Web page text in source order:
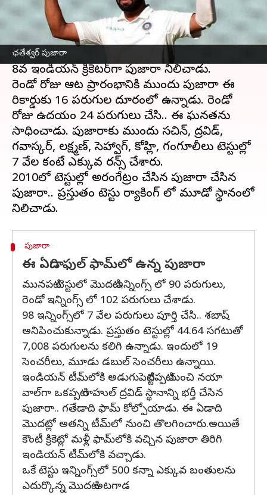
ఛతేశ్వర్ పుజారా
టీమిండియా క్రికెటర్‌ చెతేశ్వర్‌ పుజారా టెస్టుల్లో మరో
రికార్డును తన పేరిట రాసుకున్నాడు. బంగ్లాదేశ్‌తో
జరుగుతున్న రెండో టెస్టులో 7 వేల పరుగుల
మైలురాయిని చేరుకున్నాడు. ఈ ఘనత సాధించిన
8వ ఇండియన్‌ క్రికెటర్‌గా పుజారా నిలిచాడు.
రెండో రోజు ఆట ప్రారంభానికి ముందు పుజారా ఈ
రికార్డుకు 16 పరుగుల దూరంలో ఉన్నాడు. రెండో
రోజు ఉదయం 24 పరుగులు చేసి.. ఈ ఘనతను
సాధించాడు. పుజారాకు ముందు సచిన్‌, ద్రవిడ్,
గవాస్కర్‌, లక్ష్మణ్‌, సెహ్వాగ్‌, కోహ్లి, గంగూలీలు టెస్టుల్లో
7 వేల కంటే ఎక్కువ రన్స్‌ చేశారు.
2010లో టెస్టుల్లో అరంగేట్రం చేసిన పుజారా చేసిన
పుజారా.. ప్రస్తుతం టెస్టు ర్యాకింగ్ లో మూడో స్థానంలో
పుజారా
ఈ ఏడాది ఫుల్ ఫామ్‌లో ఉన్న పుజారా
మునపటి టెస్టులో మొదటి ఇన్నింగ్స్ లో 90 పరుగులు,
రెండో ఇన్నింగ్స్ లో 102 పరుగులు చేశాడు.
98 ఇన్నింగ్స్‌లో 7 వేల పరుగులు పూర్తి చేసి.. శబాష్
అనిపించుకున్నాడు. ప్రస్తుతం టెస్టుల్లో 44.64 సగటుతో
7,008 పరుగులను కలిగి ఉన్నాడు. ఇందులో 19
సెంచరీలు, మూడు డబుల్ సెంచరీలు ఉన్నాయి.
ఇండియన్‌ టీమ్‌లోకి అడుగుపెట్టినప్పటి నుంచి నయా
వాల్‌గా ఒకప్పటి రాహుల్‌ ద్రవిడ్‌ స్థానాన్ని భర్తీ చేసిన
పుజారా.. గతేడాది ఫామ్‌ కోల్పోయాడు. ఈ ఏడాది
మొదట్లో అతన్ని టీమ్‌లో నుంచి తొలగించారు.అయితే
కౌంటీ క్రికెట్లో మళ్లీ ఫామ్‌లోకి వచ్చిన పుజారా తిరిగి
ఇండియన్‌ టీమ్‌లోకి వచ్చాడు.
ఒకే టెస్టు ఇన్నింగ్స్‌లో 500 కన్నా ఎక్కువ బంతులను
ఎదుర్కొన్న మొదటి అటగాడ